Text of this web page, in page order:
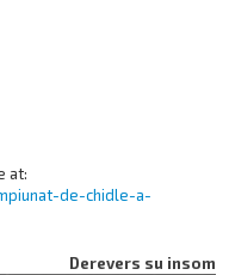
at:
de-chidle-a-
Derevers su insom